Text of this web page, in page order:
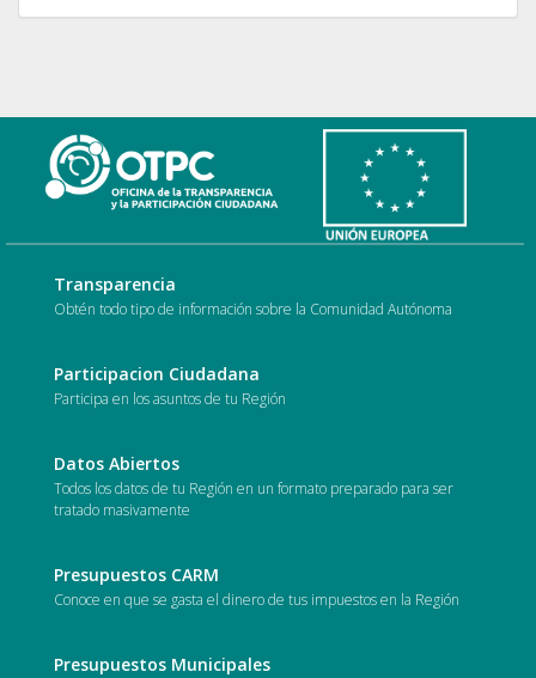
Transparencia
Obtén todo tipo de información sobre la Comunidad Autónoma
Participacion Ciudadana
Participa en los asuntos de tu Región
Datos Abiertos
Todos los datos de tu Región en un formato preparado para ser
tratado masivamente
Presupuestos CARM
Conoce en que se gasta el dinero de tus impuestos en la Región
Presupuestos Municipales